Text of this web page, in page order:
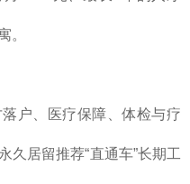
。
户、医疗保障、体检与疗
久居留推荐“直通车”长期工